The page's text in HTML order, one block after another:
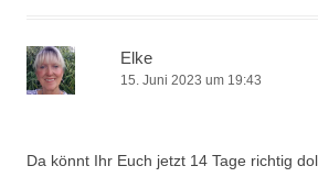
Elke
15. Juni 2023 um 19:43
Da könnt Ihr Euch jetzt 14 Tage richtig